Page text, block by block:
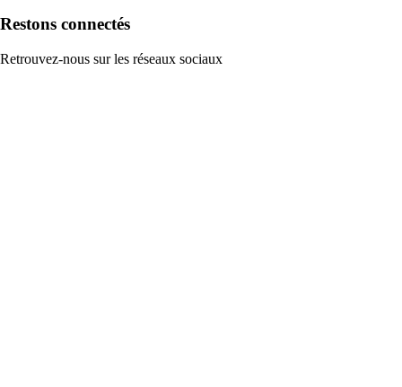
Restons connectés
Retrouvez-nous sur les réseaux sociaux